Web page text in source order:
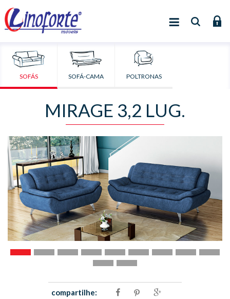
SOFÁS SOFÁ-CAMA POLTRONAS
MIRAGE 3,2 LUG.
compartilhe: